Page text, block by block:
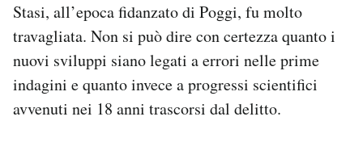
Stasi, all’epoca fidanzato di Poggi, fu molto
travagliata. Non si può dire con certezza quanto i
nuovi sviluppi siano legati a errori nelle prime
indagini e quanto invece a progressi scientifici
avvenuti nei 18 anni trascorsi dal delitto.